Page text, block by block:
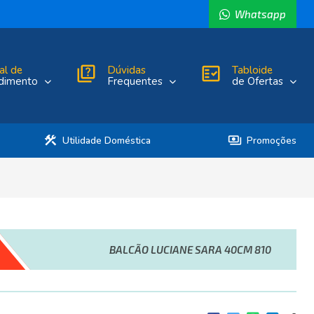
Whatsapp
de
quiz
Dúvidas
Frequentes
fact_check
Tabloide
de Ofertas
construction Utilidade Doméstica payments Promoções
BALCÃO LUCIANE SARA 40CM 810